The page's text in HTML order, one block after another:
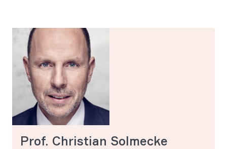
Prof. Christian Solmecke